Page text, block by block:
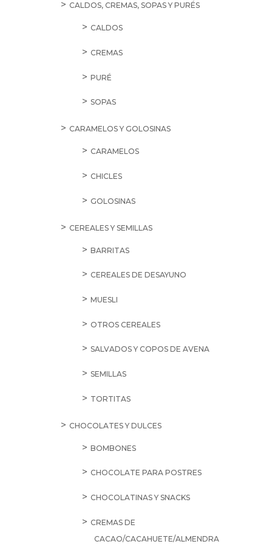
CALDOS, CREMAS, SOPAS Y PURÉS
CALDOS
CREMAS
PURÉ
SOPAS
CARAMELOS Y GOLOSINAS
CARAMELOS
CHICLES
GOLOSINAS
CEREALES Y SEMILLAS
BARRITAS
CEREALES DE DESAYUNO
MUESLI
OTROS CEREALES
SALVADOS Y COPOS DE AVENA
SEMILLAS
TORTITAS
CHOCOLATES Y DULCES
BOMBONES
CHOCOLATE PARA POSTRES
CHOCOLATINAS Y SNACKS
CREMAS DE
CACAO/CACAHUETE/ALMENDRA